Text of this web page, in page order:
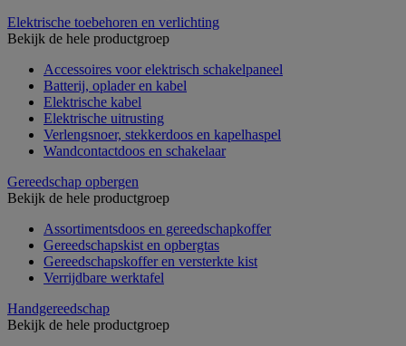
Elektrische toebehoren en verlichting
Bekijk de hele productgroep
Accessoires voor elektrisch schakelpaneel
Batterij, oplader en kabel
Elektrische kabel
Elektrische uitrusting
Verlengsnoer, stekkerdoos en kapelhaspel
Wandcontactdoos en schakelaar
Gereedschap opbergen
Bekijk de hele productgroep
Assortimentsdoos en gereedschapkoffer
Gereedschapskist en opbergtas
Gereedschapskoffer en versterkte kist
Verrijdbare werktafel
Handgereedschap
Bekijk de hele productgroep